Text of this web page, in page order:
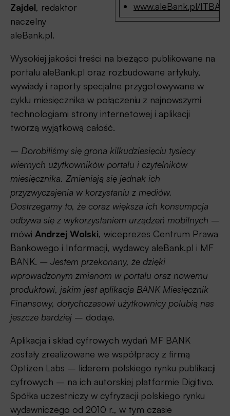
www.aleBank.pl/
Zajdel, redaktor
naczelny
aleBank.pl.
Wysokiej jakości treści na bieżąco publikowane na
portalu aleBank.pl oraz rozbudowane artykuły,
wywiady i raporty specjalne przygotowywane w
cyklu miesięcznika w połączeniu z najnowszymi
technologiami strony internetowej i aplikacji
tworzą wyjątkową całość.
– Dorobiliśmy się grona kilkudziesięciu tysięcy
wiernych użytkowników portalu i czytelników
miesięcznika. Zmieniają się jednak ich
przyzwyczajenia w korzystaniu z mediów.
Dostrzegamy to, że coraz większa ich konsumpcja
odbywa się z wykorzystaniem urządzeń mobilnych –
mówi Andrzej Wolski, wiceprezes Centrum Prawa
Bankowego i Informacji, wydawcy aleBank.pl i MF
BANK. – Jestem przekonany, że dzięki
wprowadzonym zmianom w portalu oraz nowemu
produktowi, jakim jest aplikacja BANK Miesięcznik
Finansowy, dotychczasowi użytkownicy polubią nas
jeszcze bardziej – dodaje.
Aplikacja i skład cyfrowych wydań MF BANK
zostały zrealizowane we współpracy z firmą
Optizen Labs – liderem polskiego rynku publikacji
cyfrowych – na ich autorskiej platformie Digitivo.
Spółka uczestniczy w cyfryzacji polskiego rynku
wydawniczego od 2010 r., w tym czasie